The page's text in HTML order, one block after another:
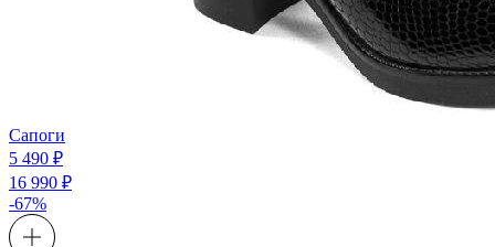
Сапоги
5 490 ₽
16 990 ₽
-67%